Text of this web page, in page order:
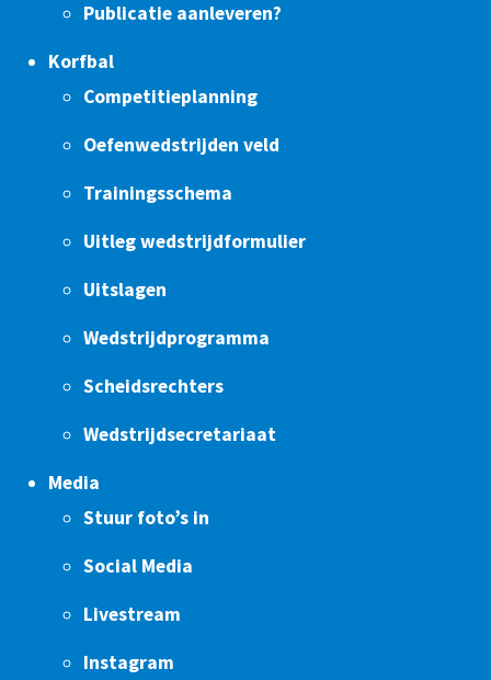
Publicatie aanleveren?
Korfbal
Competitieplanning
Oefenwedstrijden veld
Trainingsschema
Uitleg wedstrijdformulier
Uitslagen
Wedstrijdprogramma
Scheidsrechters
Wedstrijdsecretariaat
Media
Stuur foto’s in
Social Media
Livestream
Instagram